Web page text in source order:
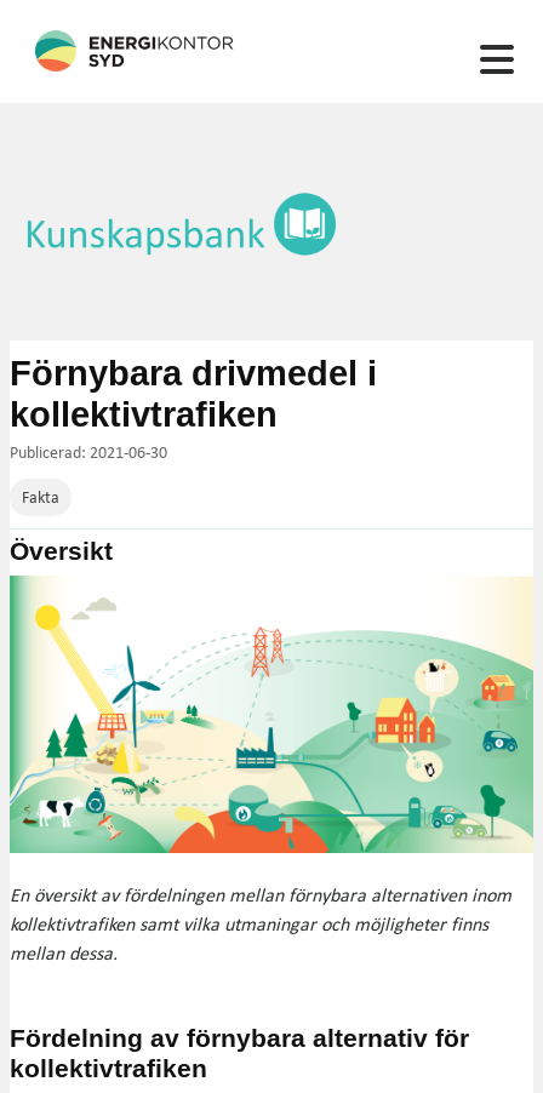
Förnybara drivmedel i
kollektivtrafiken
Publicerad: 2021-06-30
Fakta
Översikt
En översikt av fördelningen mellan förnybara alternativen inom
kollektivtrafiken samt vilka utmaningar och möjligheter finns
mellan dessa.
Fördelning av förnybara alternativ för
kollektivtrafiken
132 artiklar hittades